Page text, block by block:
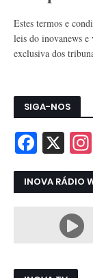
Estes termos e
leis do inovanews e
exclusiva dos
SIGA-NOS
INOVA RÁDIO